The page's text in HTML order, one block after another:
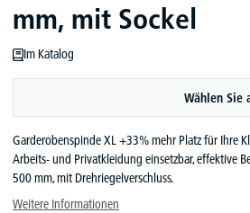
mm, mit Sockel
Im Katalog
Wählen Sie
Garderobenspinde XL +33% mehr Platz für Ihre
Arbeits- und Privatkleidung einsetzbar, effektive
500 mm, mit Drehriegelverschluss.
Weitere Informationen